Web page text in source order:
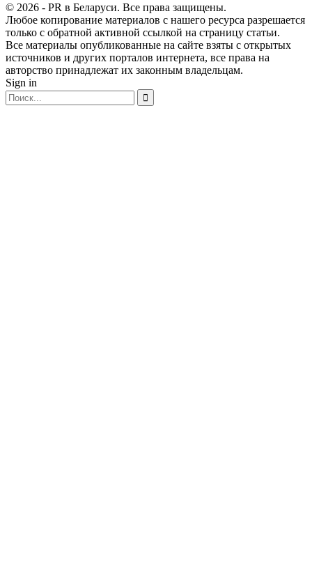
© 2026 - PR в Беларуси. Все права защищены.
Любое копирование материалов с нашего ресурса разрешается
только с обратной активной ссылкой на страницу статьи.
Все материалы опубликованные на сайте взяты с открытых
источников и других порталов интернета, все права на
авторство принадлежат их законным владельцам.
Sign in